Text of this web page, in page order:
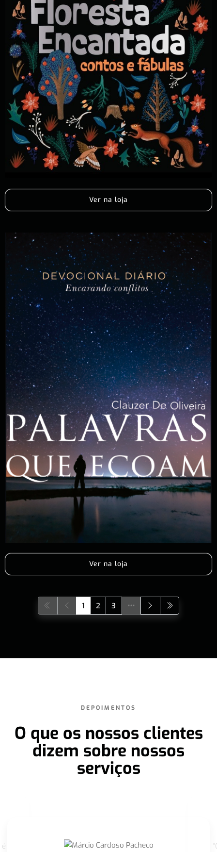
Ver na loja
Ver na loja
1 2 3
DEPOIMENTOS
O que os nossos clientes
dizem sobre nossos
serviços